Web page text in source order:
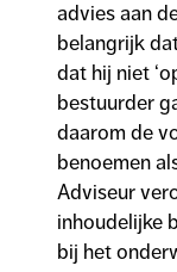
advies aan
belangrijk
dat hij niet
bestuurder
daarom de
benoemen
Adviseur
inhoudelijke
bij het